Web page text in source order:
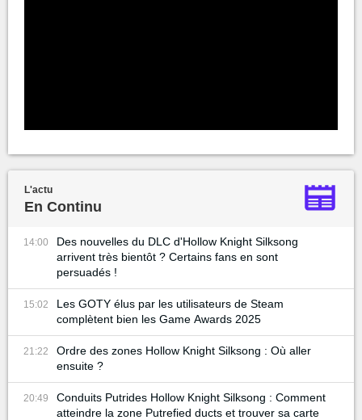
L'actu
En Continu
14:00
Des nouvelles du DLC d'Hollow Knight Silksong
arrivent très bientôt ? Certains fans en sont
persuadés !
15:02
Les GOTY élus par les utilisateurs de Steam
complètent bien les Game Awards 2025
21:22
Ordre des zones Hollow Knight Silksong : Où aller
ensuite ?
20:49
Conduits Putrides Hollow Knight Silksong : Comment
atteindre la zone Putrefied ducts et trouver sa carte